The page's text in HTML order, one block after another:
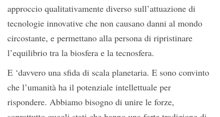
approccio qualitativamente diverso sull’attuazione di
tecnologie innovative che non causano danni al mondo
circostante, e permettano alla persona di ripristinare
l’equilibrio tra la biosfera e la tecnosfera.
E ‘davvero una sfida di scala planetaria. E sono convinto
che l’umanità ha il potenziale intellettuale per
rispondere. Abbiamo bisogno di unire le forze,